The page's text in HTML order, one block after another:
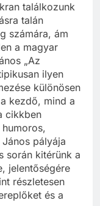
találkozunk
talán
számára, ám
a magyar
„Az
ilyen
különösen
kezdő, mind a
cikkben
pályája
során kitérünk a
jelentőségére
részletesen
és a